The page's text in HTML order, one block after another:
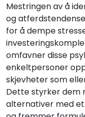
Mestringen av å
og
for å dempe
omfavner disse
enkeltpersoner
skjevheter som
Dette styrker dem
alternativer med